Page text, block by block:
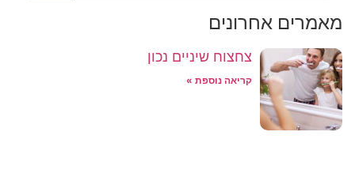
מאמרים אחרונים
צחצוח שיניים נכון
קריאה נוספת »